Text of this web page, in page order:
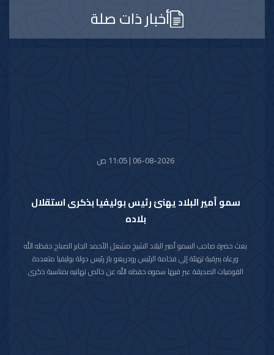
أخبار ذات صلة
06-08-2026 | 11:05 ص
سمو أمير البلاد يهنئ رئيس بوليفيا بذكرى استقلال
بلاده
بعث حضرة صاحب السمو أمير البلاد الشيخ مشعل الأحمد الجابر الصباح حفظه الله
ورعاه ببرقية تهنئة إلى فخامة الرئيس رودريغو باز رئيس دولة بوليفيا متعددة
القوميات الصديقة عبر فيها سموه حفظه الله عن خالص تهانيه بمناسبة ذكرى